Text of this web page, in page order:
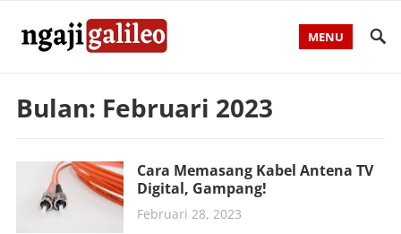
MENU
Bulan: Februari 2023
Cara Memasang Kabel Antena TV
Digital, Gampang!
Februari 28, 2023